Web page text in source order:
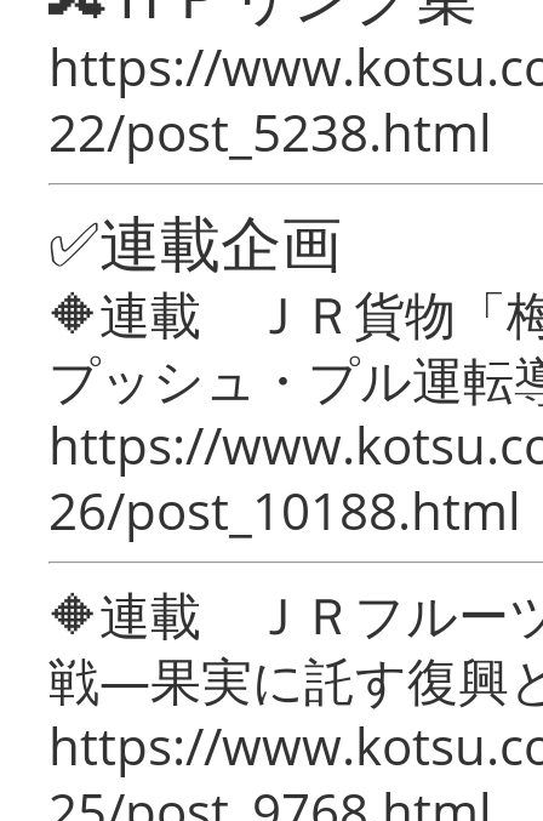
https://
22/post_5238.html
✅連載企画
🔶連載 ＪＲ貨物「
プッシュ・プル運転
https://
26/post_10188.html
🔶連載 ＪＲフルー
戦―果実に託す復興
https://